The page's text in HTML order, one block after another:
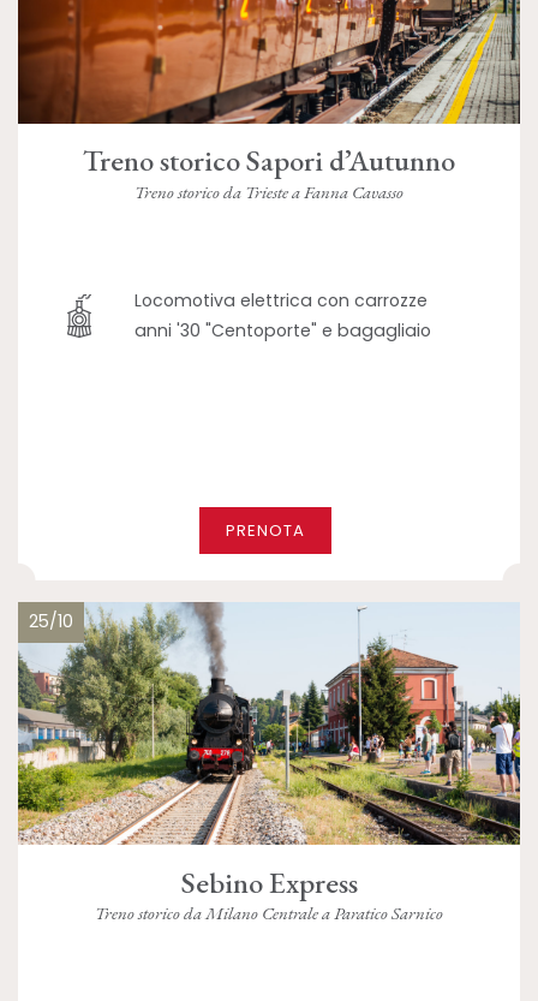
Treno storico Sapori d’Autunno
Treno storico da Trieste a Fanna Cavasso
Locomotiva elettrica con carrozze
anni '30 "Centoporte" e bagagliaio
PRENOTA
25/10
Sebino Express
Treno storico da Milano Centrale a Paratico Sarnico